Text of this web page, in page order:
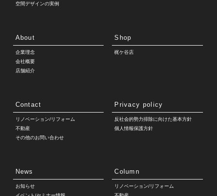
空間デザインの実例
About
企業理念
会社概要
店舗紹介
Shop
梶ケ谷店
Contact
リノベーション/リフォーム
不動産
その他のお問い合わせ
Privacy policy
反社会的勢力排除に向けた基本方針
個人情報保護方針
News
お知らせ
Column
リノベーション/リフォーム